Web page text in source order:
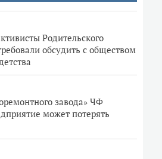
Родительского
обсудить с обществом
завода» ЧФ
может потерять